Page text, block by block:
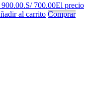
S/700.00El precio
al carrito Comprar